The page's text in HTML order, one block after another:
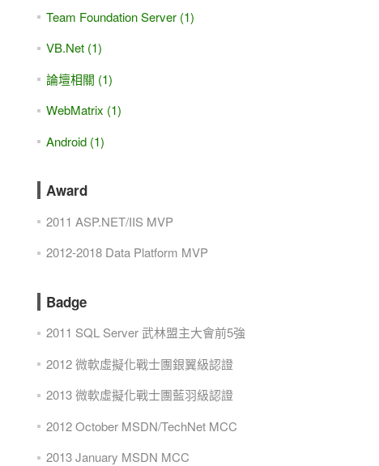
Team Foundation Server (1)
VB.Net (1)
論壇相關 (1)
WebMatrix (1)
Android (1)
Award
2011 ASP.NET/IIS MVP
2012-2018 Data Platform MVP
Badge
2011 SQL Server 武林盟主大會前5強
2012 微軟虛擬化戰士團銀翼級認證
2013 微軟虛擬化戰士團藍羽級認證
2012 October MSDN/TechNet MCC
2013 January MSDN MCC